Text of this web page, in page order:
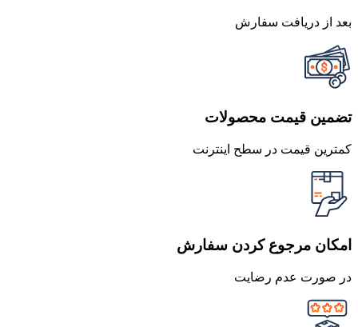
بعد از دریافت سفارش
تضمین قیمت محصولات
کمترین قیمت در سطح اینترنت
امکان مرجوع کردن سفارش
در صورت عدم رضایت